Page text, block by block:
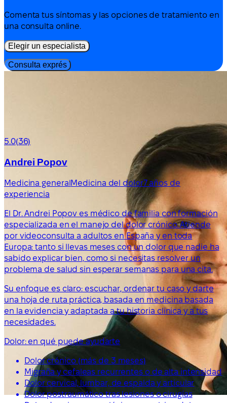
Comenta tus síntomas y las opciones de tratamiento en
una consulta online.
Elegir un especialista
Consulta exprés
5.0(36)
Andrei Popov
Medicina generalMedicina del dolor7 años de
experiencia
El Dr. Andrei Popov es médico de familia con formación
especializada en el manejo del dolor crónico. Atiende
por videoconsulta a adultos en España y en toda
Europa: tanto si llevas meses con un dolor que nadie ha
sabido explicar bien, como si necesitas resolver un
problema de salud sin esperar semanas para una cita.
Su enfoque es claro: escuchar, ordenar tu caso y darte
una hoja de ruta práctica, basada en medicina basada
en la evidencia y adaptada a tu historia clínica y a tus
necesidades.
Dolor: en qué puede ayudarte
Dolor crónico (más de 3 meses)
Migraña y cefaleas recurrentes o de alta intensidad
Dolor cervical, lumbar, de espalda y articular
Dolor postraumático tras lesiones o cirugías